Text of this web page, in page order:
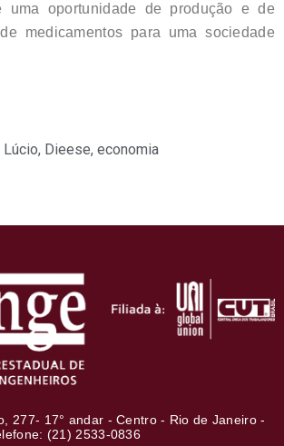
uma oportunidade de produção e de
medicamentos para uma sociedade
Lúcio, Dieese, economia
277- 17° andar - Centro - Rio de Janeiro -
(21) 2533-0836